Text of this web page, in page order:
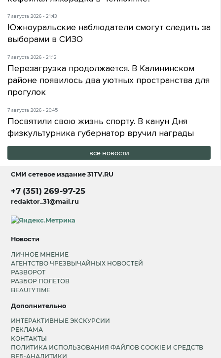
7 августа 2026 - 21:43
Южноуральские наблюдатели смогут следить за
выборами в СИЗО
7 августа 2026 - 21:12
Перезагрузка продолжается. В Калининском
районе появилось два уютных пространства для
прогулок
7 августа 2026 - 20:45
Посвятили свою жизнь спорту. В канун Дня
физкультурника губернатор вручил награды
все новости
СМИ сетевое издание31TV.RU
+7 (351) 269-97-25
redaktor_31@mail.ru
Новости
ЛИЧНОЕ МНЕНИЕ
АГЕНТСТВО ЧРЕЗВЫЧАЙНЫХ НОВОСТЕЙ
РАЗВОРОТ
РАЗБОР ПОЛЕТОВ
BEAUTYTIME
Дополнительно
ИНТЕРАКТИВНЫЕ ЭКСКУРСИИ
РЕКЛАМА
КОНТАКТЫ
ПОЛИТИКА ИСПОЛЬЗОВАНИЯ ФАЙЛОВ COOKIE И СРЕДСТВ
ВЕБ-АНАЛИТИКИ